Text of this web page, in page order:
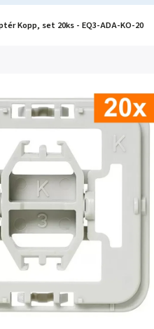
Kopp, set 20ks - EQ3-ADA-KO-20